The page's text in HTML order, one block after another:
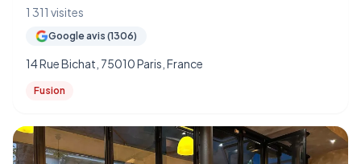
1 311 visites
Google avis (1306)
14 Rue Bichat, 75010 Paris, France
Fusion